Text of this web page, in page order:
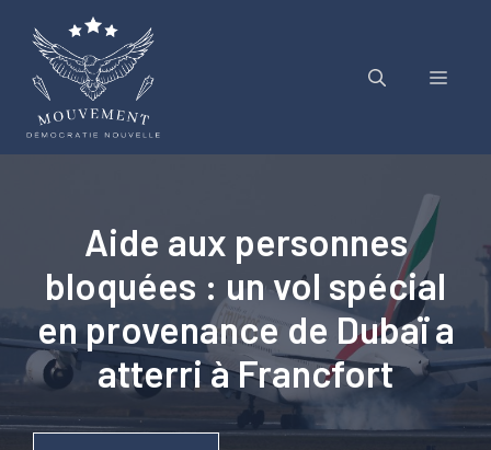
contenu
Menu
Aide aux personnes
bloquées : un vol spécial
en provenance de Dubaï a
atterri à Francfort